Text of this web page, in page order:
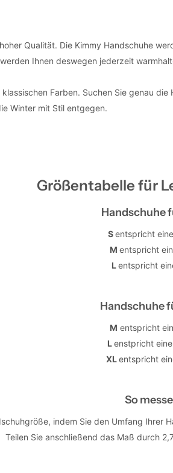
Qualität. Die Kimmy Handschuhe
Ihnen deswegen jederzeit
Farben. Suchen Sie genau die
Winter mit Stil entgegen.
Größentabelle für
Handschuhe
Sentspricht
M entspricht
Lentspricht
Handschuhe
M entspricht
Lenstpricht
XLentspricht
So
indem Sie den Umfang Ihrer
Teilen Sie anschließend das Maß durch